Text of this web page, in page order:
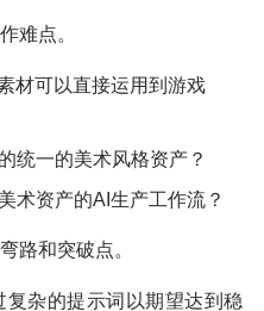
难点。
材可以直接运用到游戏
统一的美术风格资产？
术资产的AI生产工作流？
路和突破点。
杂的提示词以期望达到稳